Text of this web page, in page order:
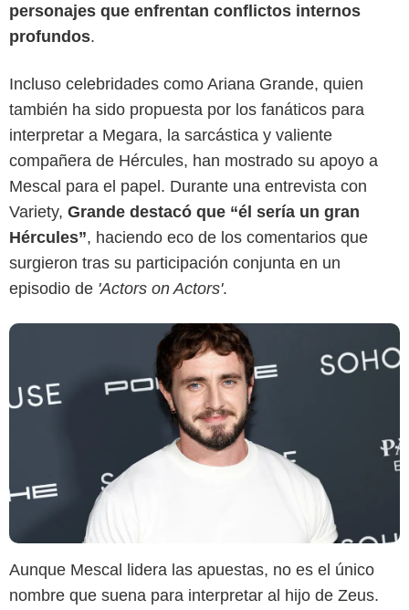
personajes que enfrentan conflictos internos
profundos.
Incluso celebridades como Ariana Grande, quien
también ha sido propuesta por los fanáticos para
interpretar a Megara, la sarcástica y valiente
compañera de Hércules, han mostrado su apoyo a
Mescal para el papel. Durante una entrevista con
Variety, Grande destacó que “él sería un gran
Hércules”, haciendo eco de los comentarios que
surgieron tras su participación conjunta en un
episodio de 'Actors on Actors'.
Getty Images
Aunque Mescal lidera las apuestas, no es el único
nombre que suena para interpretar al hijo de Zeus.